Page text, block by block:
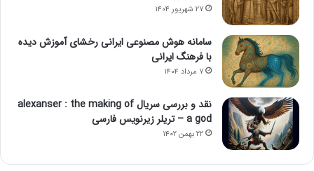
۲۷ شهریور ۱۴۰۴
سامانه هوش مصنوعی ایرانی رخشای آموزش دیده
با فرهنگ ایرانی
۷ مرداد ۱۴۰۴
نقد و بررسی سریال alexanser : the making of
a god – تریلر زیرنویس فارسی
۲۲ بهمن ۱۴۰۲